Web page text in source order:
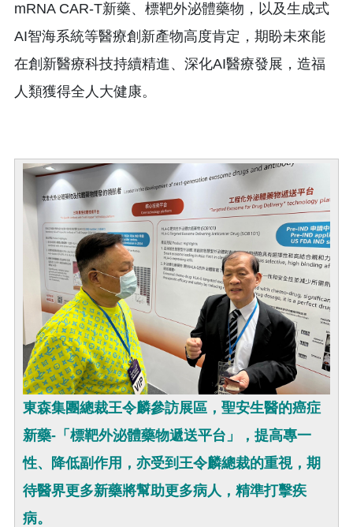
mRNA CAR-T新藥、標靶外泌體藥物，以及生成式
AI智海系統等醫療創新產物高度肯定，期盼未來能
在創新醫療科技持續精進、深化AI醫療發展，造福
人類獲得全人大健康。
東森集團總裁王令麟參訪展區，聖安生醫的癌症
新藥-「標靶外泌體藥物遞送平台」，提高專一
性、降低副作用，亦受到王令麟總裁的重視，期
待醫界更多新藥將幫助更多病人，精準打擊疾
病。